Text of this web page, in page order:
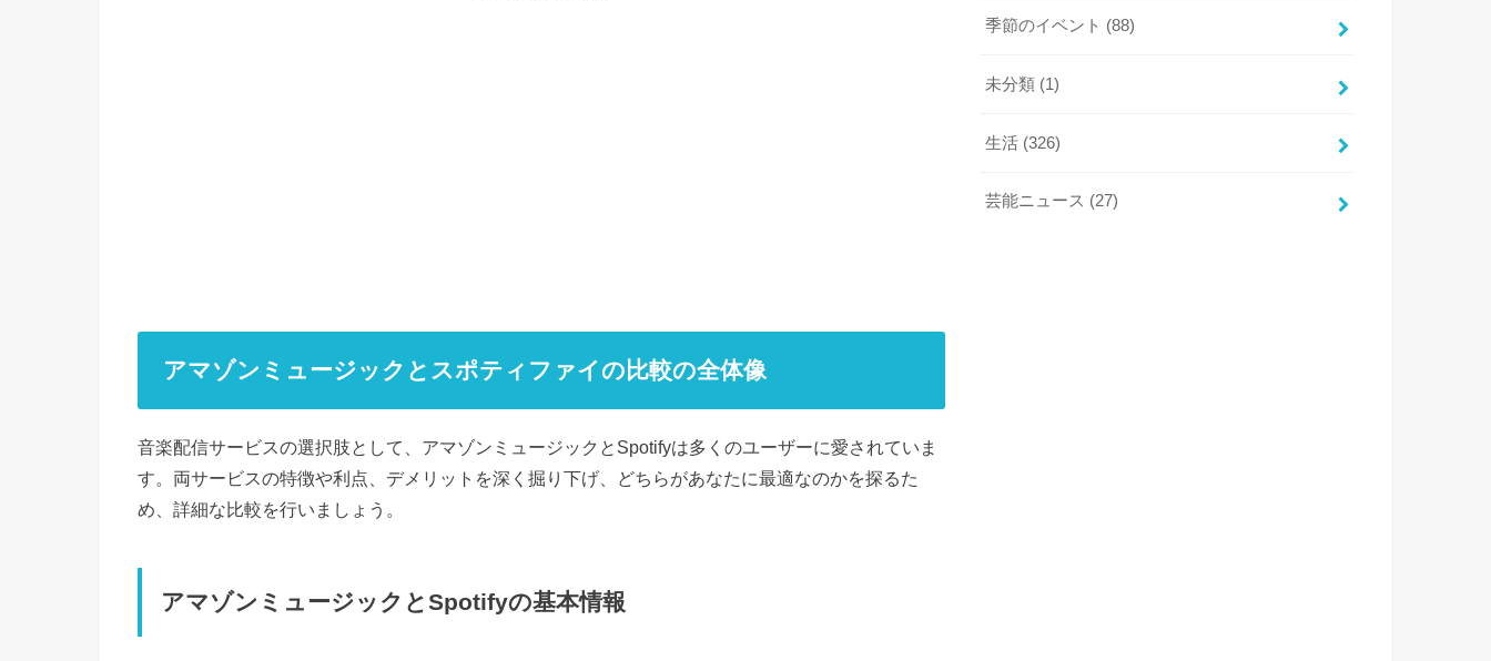
アマゾンミュージックとスポティファイの比較の全体像
音楽配信サービスの選択肢として、アマゾンミュージックとSpotifyは多くのユーザーに愛されていま
す。両サービスの特徴や利点、デメリットを深く掘り下げ、どちらがあなたに最適なのかを探るた
め、詳細な比較を行いましょう。
アマゾンミュージックとSpotifyの基本情報
季節のイベント (88)
未分類 (1)
生活 (326)
芸能ニュース (27)